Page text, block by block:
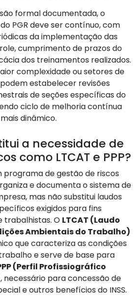
formal documentada, o
PGR deve ser contínuo, com
da implementação das
cumprimento de prazos do
dos treinamentos realizados.
complexidade ou setores de
estabelecer revisões
de seções específicas do
ciclo de melhoria contínua
mais dinâmico.
a necessidade de
como LTCAT e PPP?
programa de gestão de riscos
e documenta o sistema de
mas não substitui laudos
exigidos para fins
trabalhistas. O LTCAT (Laudo
Ambientais do Trabalho)
que caracteriza as condições
e serve de base para
(Perfil Profissiográfico
, necessário para concessão de
e outros benefícios do INSS.